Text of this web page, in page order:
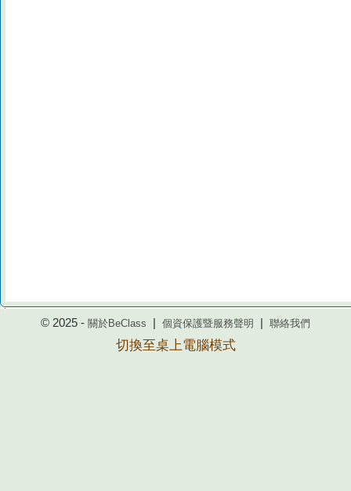
© 2025 - 關於BeClass 個資保護暨服務聲明 聯絡我們
切換至桌上電腦模式